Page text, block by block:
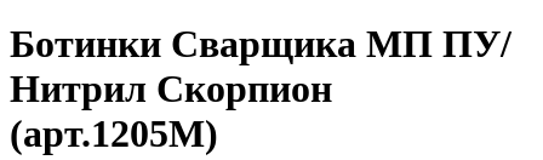
Ботинки Сварщика МП ПУ/
Нитрил Скорпион
(арт.1205М)